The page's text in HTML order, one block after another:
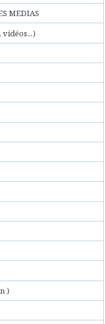
MEDIAS
vidéos...)
)